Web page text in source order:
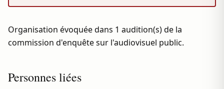
Organisation évoquée dans 1 audition(s) de la
commission d'enquête sur l'audiovisuel public.
Personnes liées